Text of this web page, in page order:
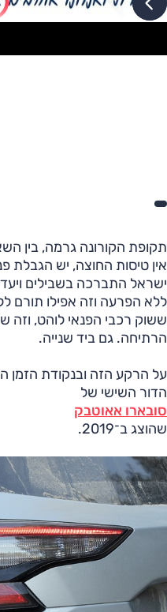
תקופת הקורונה גרמה, בין
אין טיסות החוצה, יש הגבלת
ישראל התברכה בשבילים
ללא הפרעה וזה אפילו תורם
ששוק רכבי הפנאי לוהט, וזה
הרתיחה. גם ביד שנייה.
על הרקע הזה ובנקודת הזמן
הדור השישי של
סובארו אאוטבק
שהוצג ב־2019.